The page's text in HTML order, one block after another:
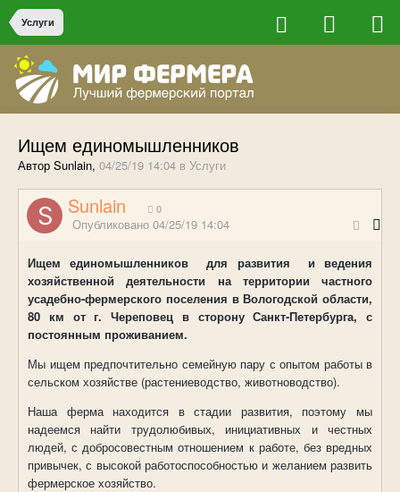
Услуги
Ищем единомышленников
Автор Sunlain, 04/25/19 14:04 в Услуги
Sunlain 0
Опубликовано 04/25/19 14:04
Ищем единомышленников для развития
и ведения
хозяйственной деятельности на территории частного
усадебно-фермерского поселения в Вологодской области,
80 км от г. Череповец в сторону Санкт-Петербурга, с
постоянным проживанием.
Мы ищем предпочтительно семейную пару с опытом работы в
сельском хозяйстве (растениеводство, животноводство).
Наша ферма находится в стадии развития, поэтому мы
надеемся найти трудолюбивых, инициативных и честных
людей, с добросовестным отношением к работе, без вредных
привычек, с высокой работоспособностью и желанием развить
фермерское хозяйство.